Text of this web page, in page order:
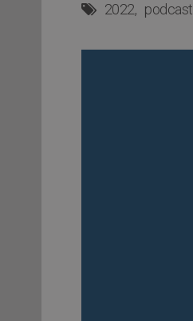
2022 podcast